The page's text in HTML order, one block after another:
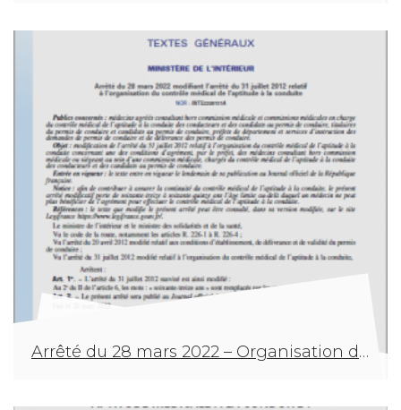
Arrêté du 28 mars 2022 – Organisation du contrôle médical de l’aptitude à la conduite